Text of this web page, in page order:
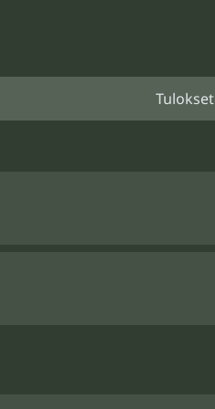
Tulokset